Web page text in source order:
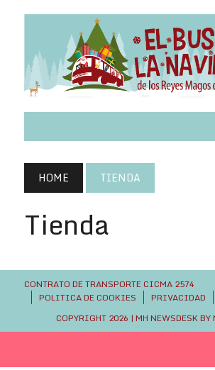
HOME TIENDA
Tienda
CONTRATO DE TRANSPORTE CICMA 2574
POLITICA DE COOKIES
PRIVACIDAD
COPYRIGHT 2026 | MH NEWSDESK BY